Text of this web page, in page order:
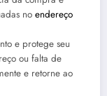
no endereço
e protege seu
ou falta de
e retorne ao